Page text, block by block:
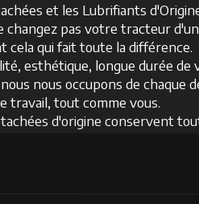
et les Lubrifiants
changez pas votre tracteur
cela qui fait toute la différence.
esthétique, longue durée de
nous occupons de chaque
travail, tout comme vous.
d'origine conservent
aux concessionnaires
pour maintenir tous les
un niveau optimal.